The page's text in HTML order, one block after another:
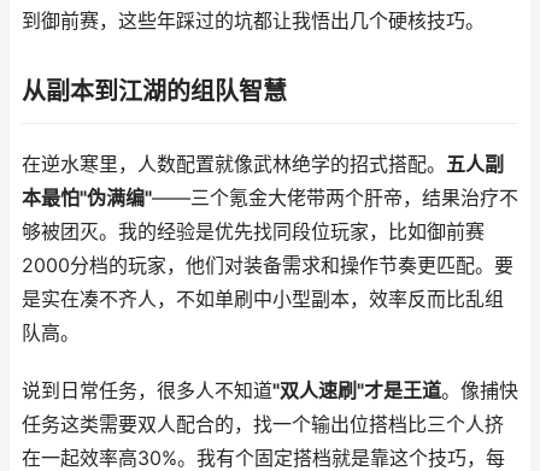
到御前赛，这些年踩过的坑都让我悟出几个硬核技巧。
从副本到江湖的组队智慧
在逆水寒里，人数配置就像武林绝学的招式搭配。 五人副
本最怕"伪满编"——三个氪金大佬带两个肝帝，结果治疗不
够被团灭。我的经验是优先找同段位玩家，比如御前赛
2000分档的玩家，他们对装备需求和操作节奏更匹配。要
是实在凑不齐人，不如单刷中小型副本，效率反而比乱组
队高。
说到日常任务，很多人不知道"双人速刷"才是王道。像捕快
任务这类需要双人配合的，找一个输出位搭档比三个人挤
在一起效率高30%。我有个固定搭档就是靠这个技巧，每